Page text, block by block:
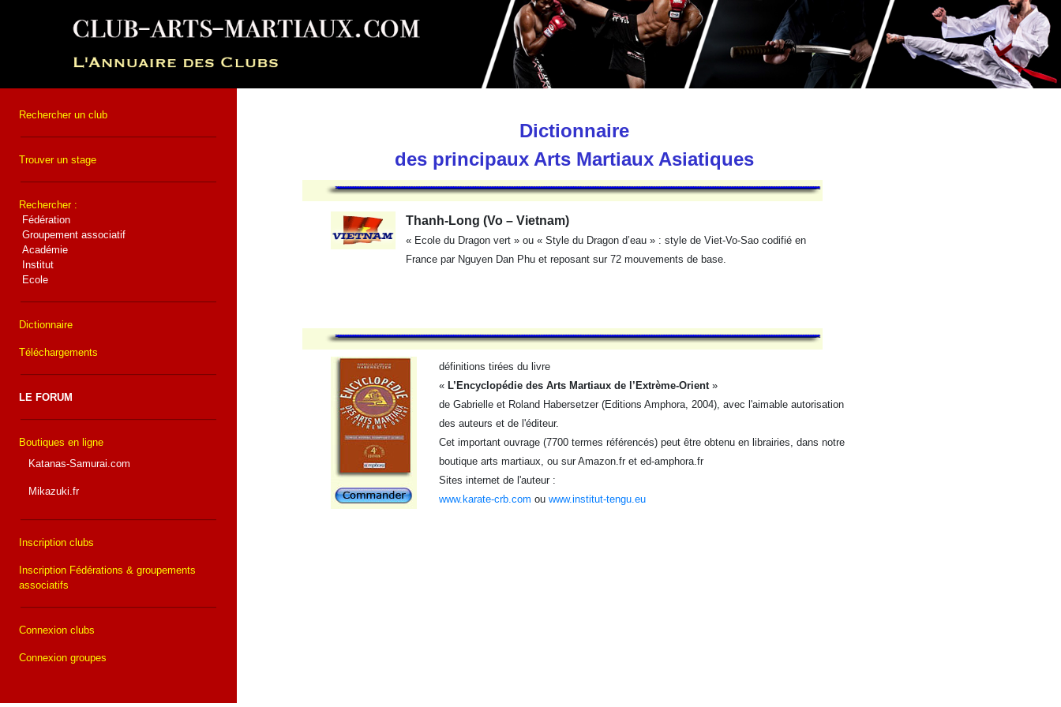
Rechercher un club
Trouver un stage
Rechercher :
Fédération
Groupement associatif
Académie
Institut
Ecole
Dictionnaire
Téléchargements
LE FORUM
Boutiques en ligne
Katanas-Samurai.com
Mikazuki.fr
Inscription clubs
Inscription Fédérations & groupements
associatifs
Connexion clubs
Connexion groupes
Dictionnaire
des principaux Arts Martiaux Asiatiques
Thanh-Long (Vo – Vietnam)
« Ecole du Dragon vert » ou « Style du Dragon d’eau » : style de Viet-Vo-Sao codifié en
France par Nguyen Dan Phu et reposant sur 72 mouvements de base.
définitions tirées du livre
« L’Encyclopédie des Arts Martiaux de l’Extrème-Orient»
de Gabrielle et Roland Habersetzer (Editions Amphora, 2004), avec l'aimable autorisation
des auteurs et de l'éditeur.
Cet important ouvrage (7700 termes référencés) peut être obtenu en librairies, dans notre
boutique arts martiaux, ou sur Amazon.fr et ed-amphora.fr
Sites internet de l'auteur :
www.karate-crb.com ou www.institut-tengu.eu